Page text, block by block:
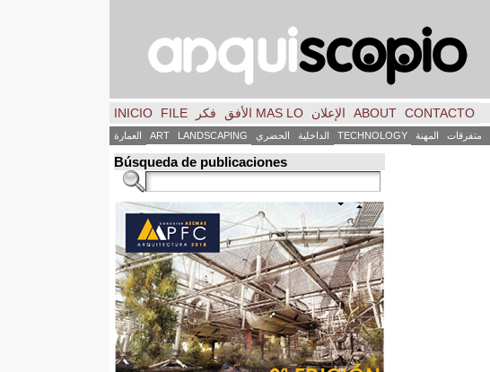
INICIO FILE فكر MAS LO الأفق الإعلان ABOUT CONTACTO
العمارة ART LANDSCAPING الحضري الداخلية TECHNOLOGY المهنة متفرقات
Búsqueda de publicaciones